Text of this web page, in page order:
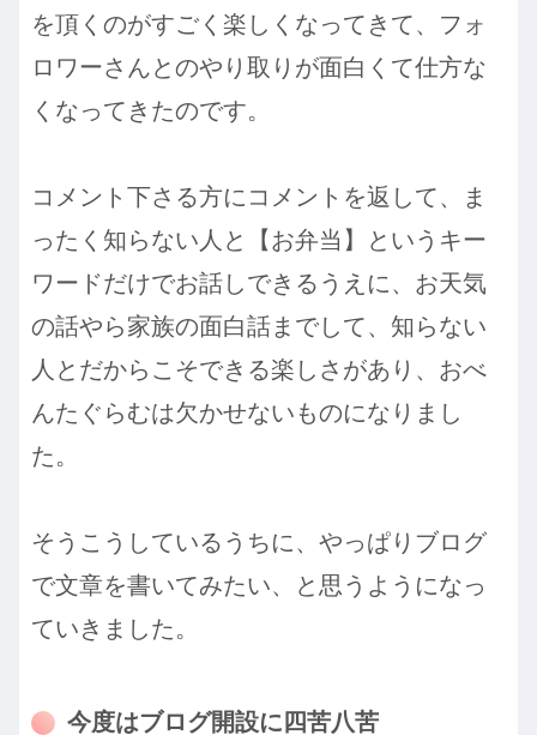
を頂くのがすごく楽しくなってきて、フォ
ロワーさんとのやり取りが面白くて仕方な
くなってきたのです。
コメント下さる方にコメントを返して、ま
ったく知らない人と【お弁当】というキー
ワードだけでお話しできるうえに、お天気
の話やら家族の面白話までして、知らない
人とだからこそできる楽しさがあり、おべ
んたぐらむは欠かせないものになりまし
た。
そうこうしているうちに、やっぱりブログ
で文章を書いてみたい、と思うようになっ
ていきました。
今度はブログ開設に四苦八苦